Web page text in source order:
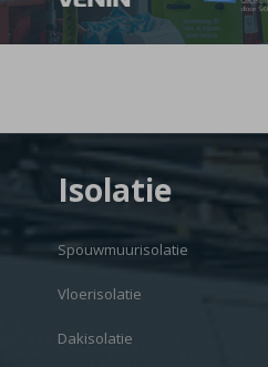
Isolatie
Spouwmuurisolatie
Vloerisolatie
Dakisolatie